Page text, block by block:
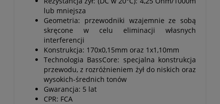
lub mniejsza
Geometria: przewodniki wzajemnie ze sobą
skręcone w celu eliminacji własnych
interferencji
Konstrukcja: 170x0,15mm oraz 1x1,10mm
Technologia BassCore: specjalna konstrukcja
przewodu, z rozróżnieniem żył do niskich oraz
wysokich-średnich tonów
Gwarancja: 5 lat
CPR: FCA